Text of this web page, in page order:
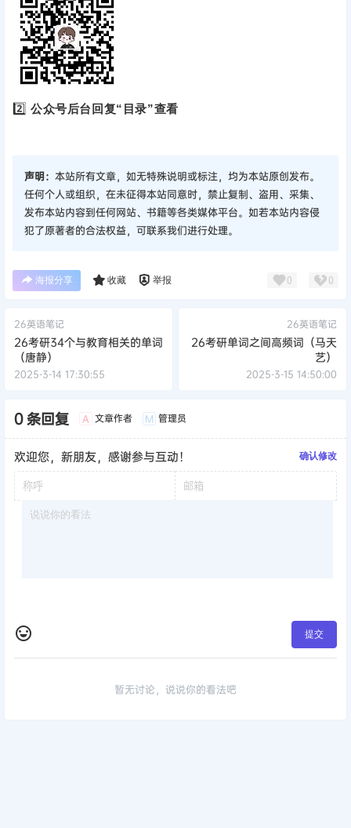
2️⃣公众号后台回复“目录”查看
声明： 本站所有文章，如无特殊说明或标注，均为本站原创发布。
任何个人或组织，在未征得本站同意时，禁止复制、盗用、采集、
发布本站内容到任何网站、书籍等各类媒体平台。如若本站内容侵
犯了原著者的合法权益，可联系我们进行处理。
海报分享 收藏 举报 0 0
26英语笔记
26考研34个与教育相关的单词
（唐静）
2025-3-14 17:30:55
26英语笔记
26考研单词之间高频词（马天
艺）
2025-3-15 14:50:00
0 条回复 A 文章作者 M 管理员
欢迎您，新朋友，感谢参与互动！ 确认修改
提交
暂无讨论，说说你的看法吧